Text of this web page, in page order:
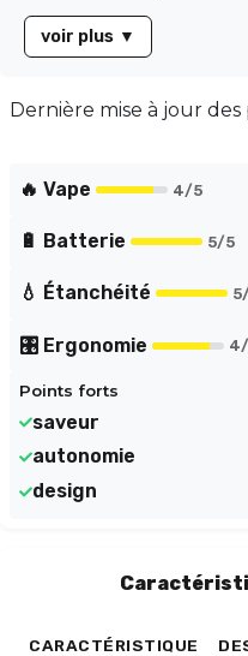
sensations fortes. Son
capacité de 20 000
savoureuse et
dès maintenant et
voir plus ▼
Dernière mise à jour des
🔥 Vape 4/5
🔋 Batterie 5/5
💧 Étanchéité 5
🎛️ Ergonomie 4
Points forts
saveur
autonomie
design
CARACTÉRISTIQUE